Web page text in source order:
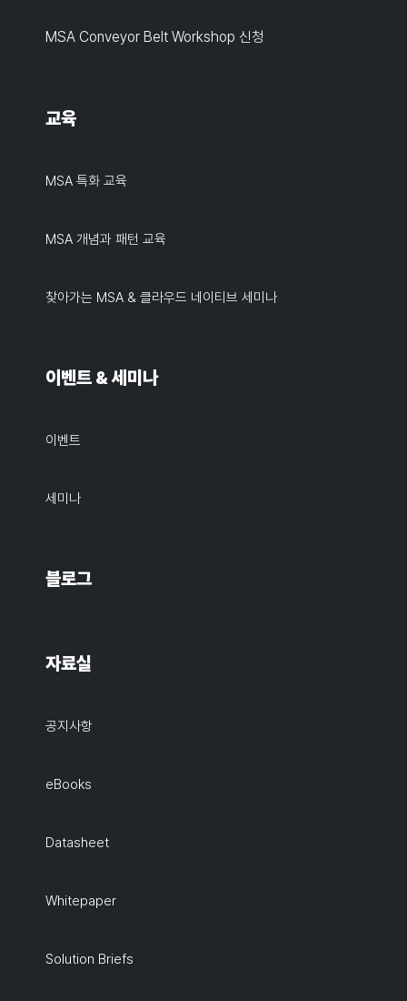
MSA Conveyor Belt Workshop 신청
교육
MSA 특화 교육
MSA 개념과 패턴 교육
찾아가는 MSA & 클라우드 네이티브 세미나
이벤트 & 세미나
이벤트
세미나
블로그
자료실
공지사항
eBooks
Datasheet
Whitepaper
Solution Briefs